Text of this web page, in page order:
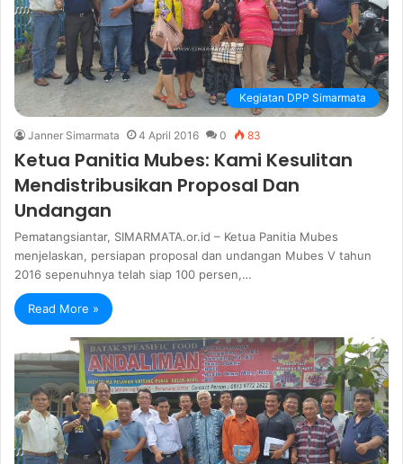
Kegiatan DPP Simarmata
Janner Simarmata 4 April 2016 0 83
Ketua Panitia Mubes: Kami Kesulitan
Mendistribusikan Proposal Dan
Undangan
Pematangsiantar, SIMARMATA.or.id – Ketua Panitia Mubes
menjelaskan, persiapan proposal dan undangan Mubes V tahun
2016 sepenuhnya telah siap 100 persen,…
Read More »